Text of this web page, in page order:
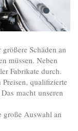
Schäden an
müssen. Neben
Fabrikate durch.
qualifizierte
macht unseren
große Auswahl an